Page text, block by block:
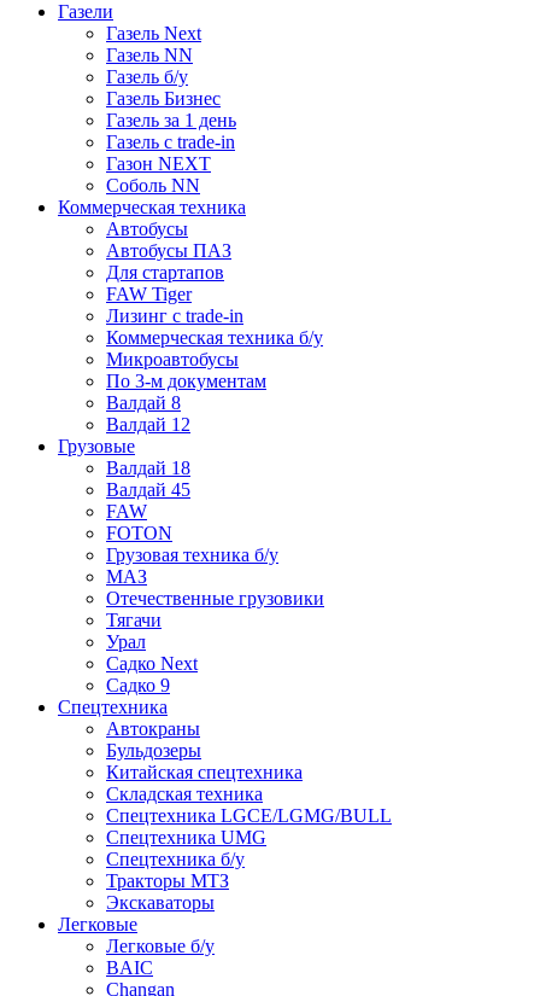
Газели
Газель Next
Газель NN
Газель б/у
Газель Бизнес
Газель за 1 день
Газель с trade-in
Газон NEXT
Соболь NN
Коммерческая техника
Автобусы
Автобусы ПАЗ
Для стартапов
FAW Tiger
Лизинг с trade-in
Коммерческая техника б/у
Микроавтобусы
По 3-м документам
Валдай 8
Валдай 12
Грузовые
Валдай 18
Валдай 45
FAW
FOTON
Грузовая техника б/у
МАЗ
Отечественные грузовики
Тягачи
Урал
Садко Next
Садко 9
Спецтехника
Автокраны
Бульдозеры
Китайская спецтехника
Складская техника
Спецтехника LGCE/LGMG/BULL
Спецтехника UMG
Спецтехника б/у
Тракторы МТЗ
Экскаваторы
Легковые
Легковые б/у
BAIC
Changan